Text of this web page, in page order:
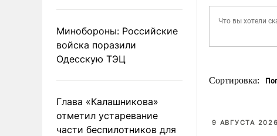
Минобороны: Российские
войска поразили
Одесскую ТЭЦ
Глава «Калашникова»
отметил устаревание
части беспилотников для
Сортировка:
9 АВГУСТА